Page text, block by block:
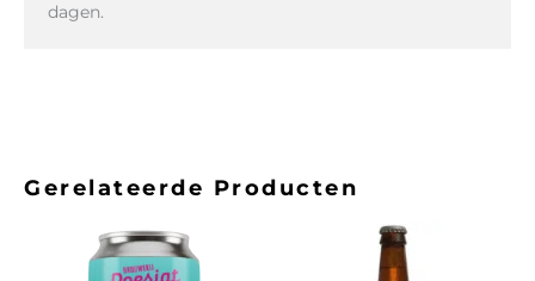
Gerelateerde Producten
dagen.